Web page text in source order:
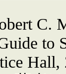
C.
to